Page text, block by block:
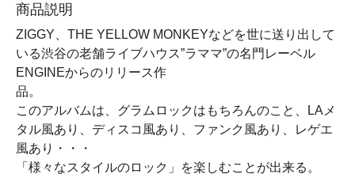
商品説明
ZIGGY、THE YELLOW MONKEYなどを世に送り出して
いる渋谷の老舗ライブハウス”ラママ”の名門レーベル
ENGINEからのリリース作
このアルバムは、グラムロックはもちろんのこと、LAメ
タル風あり、ディスコ風あり、ファンク風あり、レゲエ
風あり・・・
「様々なスタイルのロック」を楽しむことが出来る。